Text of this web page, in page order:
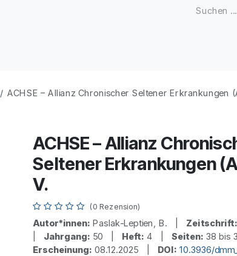
ACHSE – Allianz Chronischer Seltener Erkrankungen
ACHSE – Allianz
Seltener Erkrankungen
V.
(0 Rezension)
Autor*innen: Paslak-Leptien, B. | Zeitschrift:
Jahrgang: 50 | Heft: 4 |Seiten: 38 bis
Erscheinung: 08.12.2025 | DOI: 10.3936/